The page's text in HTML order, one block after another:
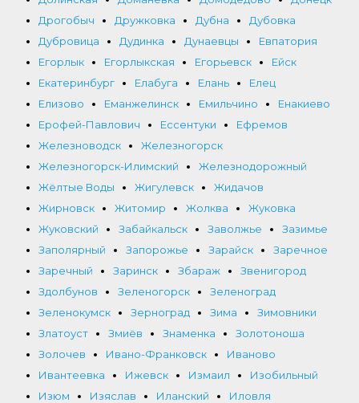
Дрогобыч
Дружковка Дубна
Дубовка
Дубровица
Дудинка Дунаевцы
Евпатория
Егорлык
Егорлыкская Егорьевск
Ейск
Екатеринбург
Елабуга Елань
Елец
Елизово
Еманжелинск Емильчино
Енакиево
Ерофей-Павлович
Ессентуки
Ефремов
Железноводск
Железногорск
Железногорск-Илимский
Железнодорожный
Жёлтые Воды
Жигулевск
Жидачов
Жирновск
Житомир Жолква
Жуковка
Жуковский
Забайкальск Заволжье
Зазимье
Заполярный
Запорожье Зарайск
Заречное
Заречный
Заринск Збараж
Звенигород
Здолбунов
Зеленогорск
Зеленоград
Зеленокумск
Зерноград Зима
Зимовники
Златоуст
Змиёв Знаменка
Золотоноша
Золочев
Ивано-Франковск
Иваново
Ивантеевка
Ижевск Измаил
Изобильный
Изюм
Изяслав Иланский
Иловля